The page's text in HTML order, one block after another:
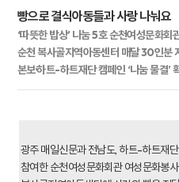
빵으로 결식아동들과 사랑 나눠요
‘따뜻한 밥상’ 나눔 5호 순천여성문화회
순천 복사골지역아동센터 매달 30인분
본보·하트-하트재단 캠페인 ‘나눔 물결’
광주 매일신문과 전남도, 하트-하트재
참여한 순천여성문화회관 여성문화봉